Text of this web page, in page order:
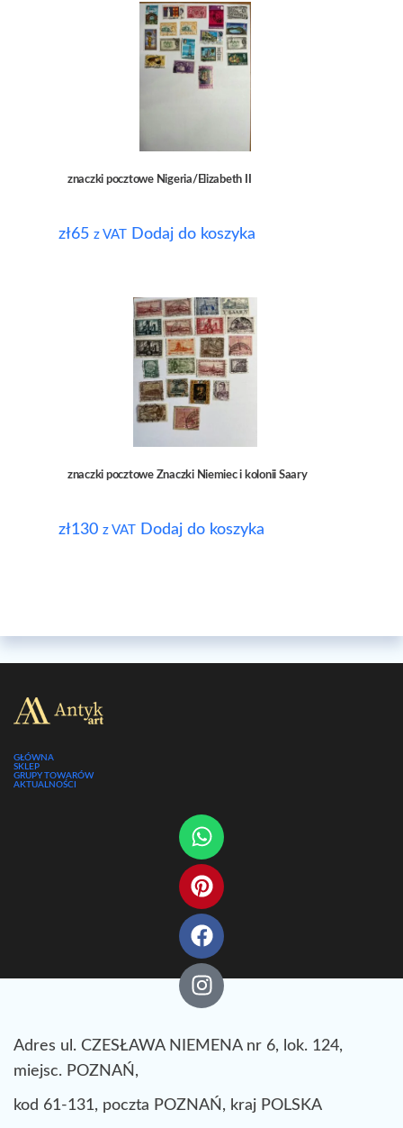
znaczki pocztowe Nigeria/Elizabeth II
zł65 z VAT Dodaj do koszyka
znaczki pocztowe Znaczki Niemiec i kolonii Saary
zł130 z VAT Dodaj do koszyka
GŁÓWNA
SKLEP
GRUPY TOWARÓW
AKTUALNOŚCI
Adres ul. CZESŁAWA NIEMENA nr 6, lok. 124,
miejsc. POZNAŃ,
kod 61-131, poczta POZNAŃ, kraj POLSKA